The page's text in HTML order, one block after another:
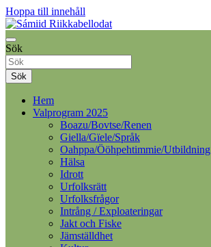
Hoppa till innehåll
Sámiid Riikkabellodat
Samelandspartiet
Sök
Sök
Hem
Valprogram 2025
Boazu/Bovtse/Renen
Giella/Gïele/Språk
Oahppa/Ööhpehtimmie/Utbildning
Hälsa
Idrott
Urfolksrätt
Urfolksfrågor
Intrång / Exploateringar
Jakt och Fiske
Jämställdhet